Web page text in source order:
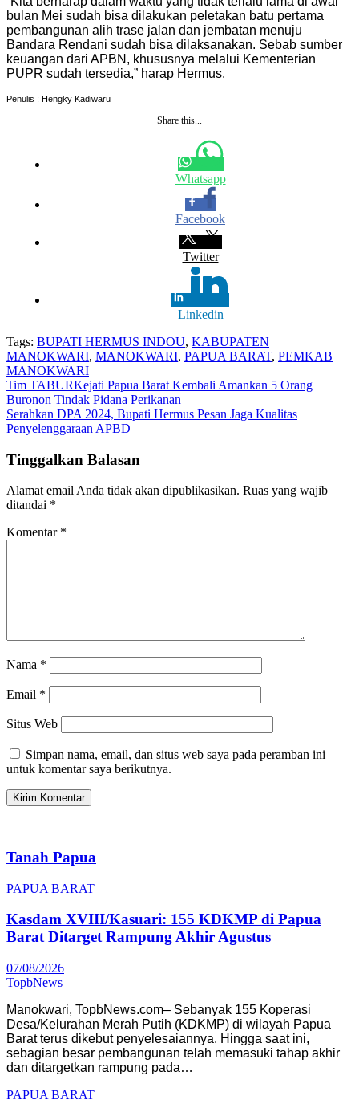
bulan Mei sudah bisa dilakukan peletakan batu pertama
pembangunan alih trase jalan dan jembatan menuju
Bandara Rendani sudah bisa dilaksanakan. Sebab sumber
keuangan dari APBN, khususnya melalui Kementerian
PUPR sudah tersedia,” harap Hermus.
Penulis : Hengky Kadiwaru
Share this...
Whatsapp
Facebook
Twitter
Linkedin
Tags: BUPATI HERMUS INDOU, KABUPATEN
MANOKWARI, MANOKWARI, PAPUA BARAT, PEMKAB
MANOKWARI
Navigasi
pos
Tim TABURKejati Papua Barat Kembali Amankan 5 Orang
Buronon Tindak Pidana Perikanan
Serahkan DPA 2024, Bupati Hermus Pesan Jaga Kualitas
Penyelenggaraan APBD
Tinggalkan Balasan
Alamat email Anda tidak akan dipublikasikan. Ruas yang wajib
ditandai *
Komentar *
Nama *
Email *
Situs Web
Simpan nama, email, dan situs web saya pada peramban ini
untuk komentar saya berikutnya.
Tanah Papua
PAPUA BARAT
Kasdam XVIII/Kasuari: 155 KDKMP di Papua
Barat Ditarget Rampung Akhir Agustus
07/08/2026
TopbNews
Manokwari, TopbNews.com– Sebanyak 155 Koperasi
Desa/Kelurahan Merah Putih (KDKMP) di wilayah Papua
Barat terus dikebut penyelesaiannya. Hingga saat ini,
sebagian besar pembangunan telah memasuki tahap akhir
dan ditargetkan rampung pada…
PAPUA BARAT